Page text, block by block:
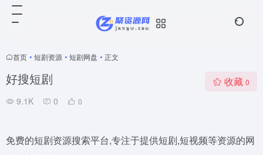
首页 • 短剧资源 • 短剧网盘 • 正文
好搜短剧
9.1K 0 0
收藏 0
免费的短剧资源搜索平台,专注于提供短剧,短视频等资源的网